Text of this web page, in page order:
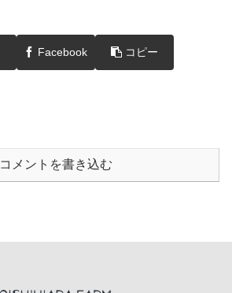
Facebook コピー
コメントを書き込む